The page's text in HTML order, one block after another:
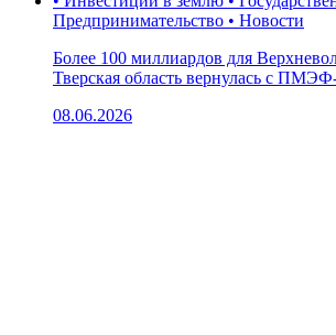
Предпринимательство • Новости
Более 100 миллиардов для
Тверская область вернулась с
08.06.2026